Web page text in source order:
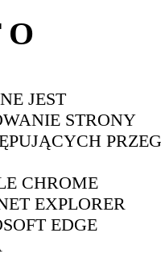
O
JEST
STRONY
CHROME
EXPLORER
EDGE